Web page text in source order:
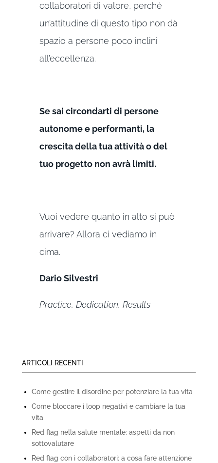
collaboratori di valore, perché
un’attitudine di questo tipo non dà
spazio a persone poco inclini
all’eccellenza.
Se sai circondarti di persone
autonome e performanti, la
crescita della tua attività o del
tuo progetto non avrà limiti.
Vuoi vedere quanto in alto si può
arrivare? Allora ci vediamo in
cima.
Dario Silvestri
Practice, Dedication, Results
ARTICOLI RECENTI
Come gestire il disordine per potenziare la tua vita
Come bloccare i loop negativi e cambiare la tua
vita
Red flag nella salute mentale: aspetti da non
sottovalutare
Red flag con i collaboratori: a cosa fare attenzione